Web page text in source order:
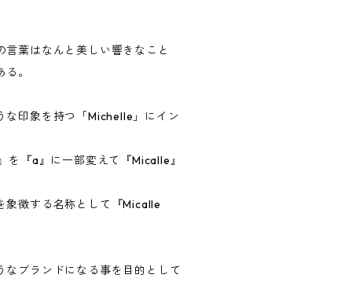
葉はなんと美しい響きなこと
。
な印象を持つ「Michelle」にイン
を『a』に一部変えて『Micalle』
象徴する名称として『Micalle
ブランドになる事を目的として